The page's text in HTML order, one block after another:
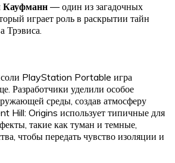
Кауфманн — один из загадочных
играет роль в раскрытии тайн
Трэвиса.
PlayStation Portable игра
Разработчики уделили особое
среды, создав атмосферу
Hill: Origins использует типичные для
такие как туман и темные,
чтобы передать чувство изоляции и